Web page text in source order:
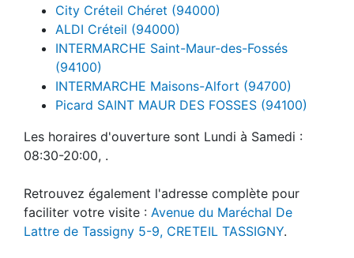
City Créteil Chéret (94000)
ALDI Créteil (94000)
INTERMARCHE Saint-Maur-des-Fossés
(94100)
INTERMARCHE Maisons-Alfort (94700)
Picard SAINT MAUR DES FOSSES (94100)
Les horaires d'ouverture sont Lundi à Samedi :
08:30-20:00, .
Retrouvez également l'adresse complète pour
faciliter votre visite : Avenue du Maréchal De
Lattre de Tassigny 5-9, CRETEIL TASSIGNY.